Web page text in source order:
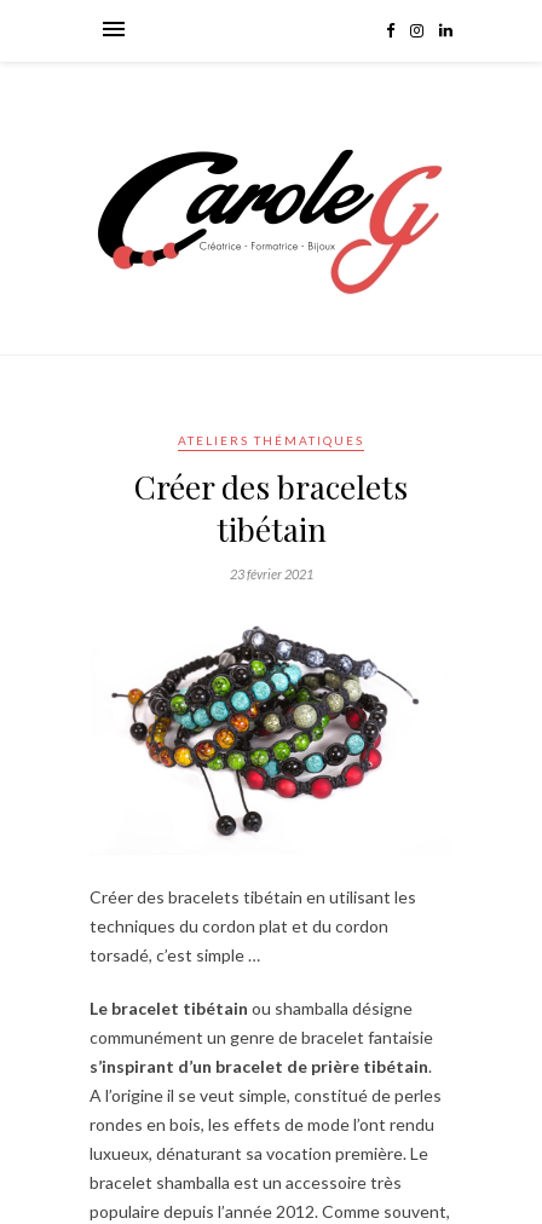
ATELIERS THÉMATIQUES
Créer des bracelets
tibétain
23 février 2021
Créer des bracelets tibétain en utilisant les
techniques du cordon plat et du cordon
torsadé, c’est simple …
Le bracelet tibétain ou shamballa désigne
communément un genre de bracelet fantaisie
s’inspirant d’un bracelet de prière tibétain.
A l’origine il se veut simple, constitué de perles
rondes en bois, les effets de mode l’ont rendu
luxueux, dénaturant sa vocation première. Le
bracelet shamballa est un accessoire très
populaire depuis l’année 2012. Comme souvent,